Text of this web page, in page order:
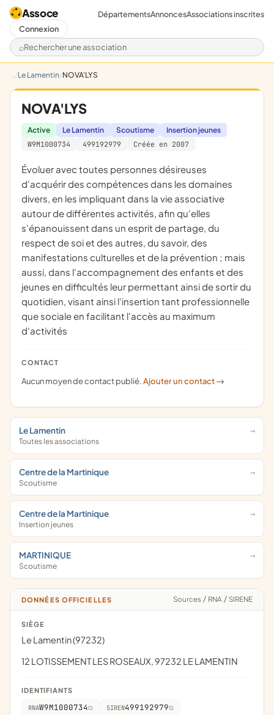
Assoce
Rechercher une association
DépartementsAnnoncesAssociations inscrites
Connexion
Le Lamentin NOVA'LYS
NOVA'LYS
Active Le Lamentin Scoutisme
Insertion jeunes
W9M1000734
499192979 Créée en 2007
évoluer avec toutes personnes désireuses
d'acquérir des compétences dans les domaines
divers, en les impliquant dans la vie associative
autour de différentes activités, afin qu'elles
s'épanouissent dans un esprit de partage, du
respect de soi et des autres, du savoir, des
manifestations culturelles et de la prévention ; mais
aussi, dans l'accompagnement des enfants et des
jeunes en difficultés leur permettant ainsi de sortir du
quotidien, visant ainsi l'insertion tant professionnelle
que sociale en facilitant l'accès au maximum
d'activités
CONTACT
Aucun moyen de contact publié.Ajouter un contact ->
Le Lamentin
Toutes les associations
Centre de la Martinique
Scoutisme
Centre de la Martinique
Insertion jeunes
MARTINIQUE
Scoutisme
DONNÉES OFFICIELLES Sources / RNA / SIRENE
SIÈGE
Le Lamentin (97232)
12 LOTISSEMENT LES ROSEAUX, 97232 LE LAMENTIN
IDENTIFIANTS
RNAW9M1000734 SIREN499192979